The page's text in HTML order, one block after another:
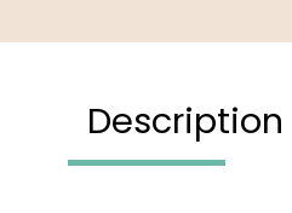
Description